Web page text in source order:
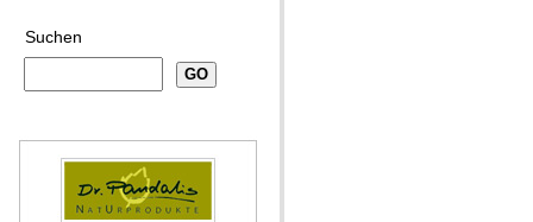
Suchen